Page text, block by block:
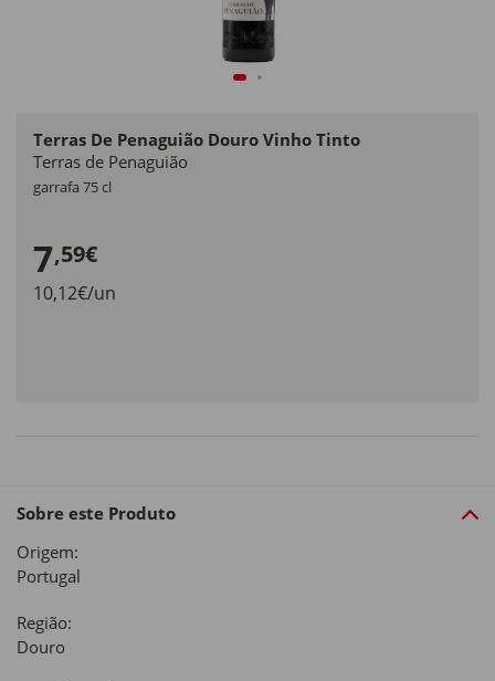
Terras De Penaguião Douro Vinho Tinto
Terras de Penaguião
garrafa 75 cl
7,59€
10,12€/un
Sobre este Produto
Origem:
Portugal
Região:
Douro